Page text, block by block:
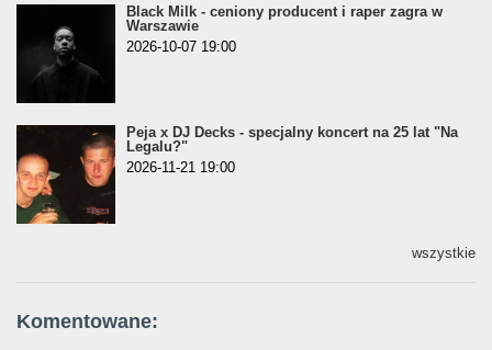
Black Milk - ceniony producent i raper zagra w
Warszawie
2026-10-07 19:00
Peja x DJ Decks - specjalny koncert na 25 lat "Na
Legalu?"
2026-11-21 19:00
wszystkie
Komentowane: